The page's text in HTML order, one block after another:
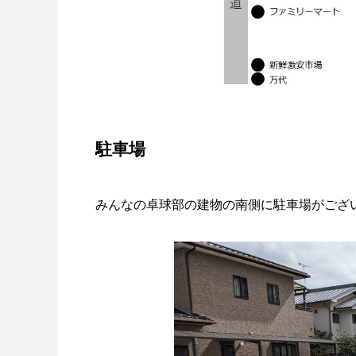
駐車場
みんなの卓球部の建物の南側に駐車場がござ